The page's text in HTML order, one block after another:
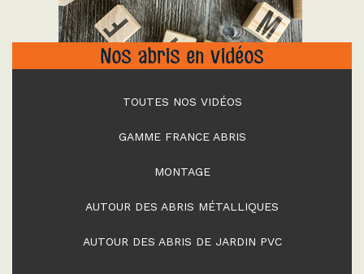
Nos abris en vidéos
TOUTES NOS VIDÉOS
GAMME FRANCE ABRIS
MONTAGE
AUTOUR DES ABRIS MÉTALLIQUES
AUTOUR DES ABRIS DE JARDIN PVC